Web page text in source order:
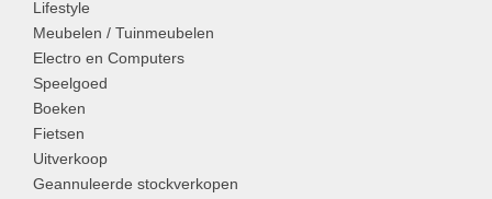
Lifestyle
Meubelen / Tuinmeubelen
Electro en Computers
Speelgoed
Boeken
Fietsen
Uitverkoop
Geannuleerde stockverkopen